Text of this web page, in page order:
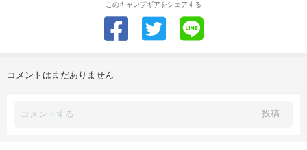
このキャンプギアをシェアする
コメントはまだありません
投稿